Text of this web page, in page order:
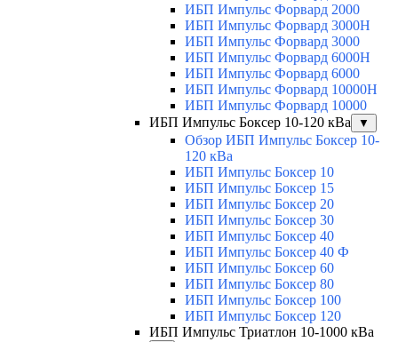
ИБП Импульс Форвард 2000
ИБП Импульс Форвард 3000H
ИБП Импульс Форвард 3000
ИБП Импульс Форвард 6000H
ИБП Импульс Форвард 6000
ИБП Импульс Форвард 10000H
ИБП Импульс Форвард 10000
ИБП Импульс Боксер 10-120 кВа
▼
Обзор ИБП Импульс Боксер 10-
120 кВа
ИБП Импульс Боксер 10
ИБП Импульс Боксер 15
ИБП Импульс Боксер 20
ИБП Импульс Боксер 30
ИБП Импульс Боксер 40
ИБП Импульс Боксер 40 Ф
ИБП Импульс Боксер 60
ИБП Импульс Боксер 80
ИБП Импульс Боксер 100
ИБП Импульс Боксер 120
ИБП Импульс Триатлон 10-1000 кВа